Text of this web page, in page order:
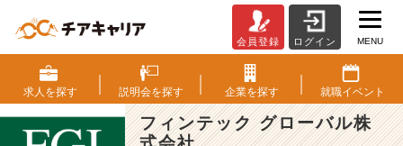
ィ
ン
テ
ッ
会員登録 ログイン MENU
求人を探す 説明会を探す 企業を探す 就職イベント
フィンテック グローバル株